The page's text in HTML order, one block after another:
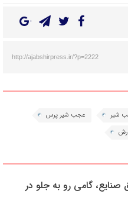
http://ajabshirpress.ir/?p=2222
شیر
عجب شیر پرس
گامی رو به جلو در